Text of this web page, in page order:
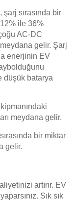
şarj sırasında bir
12% ile 36%
AC-DC
gelir. Şarj
enerjinin EV
düşük batarya
meydana gelir.
bir miktar
gelir.
artırır. EV
Sık sık